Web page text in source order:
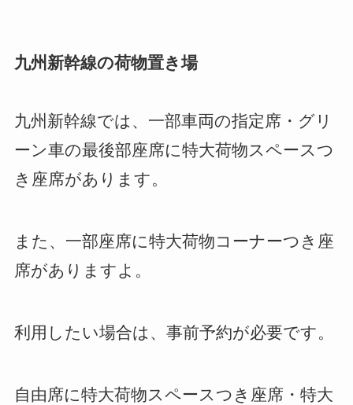
九州新幹線の荷物置き場
九州新幹線では、一部車両の指定席・グリ
ーン車の最後部座席に特大荷物スペースつ
き座席があります。
また、一部座席に特大荷物コーナーつき座
席がありますよ。
利用したい場合は、事前予約が必要です。
自由席に特大荷物スペースつき座席・特大